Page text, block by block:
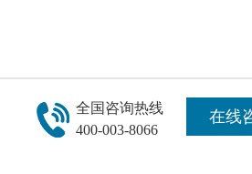
全国咨询热线
400-003-8066
在线